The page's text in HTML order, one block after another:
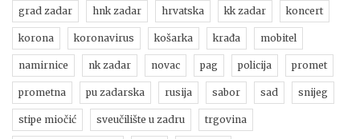
grad zadar hnk zadar hrvatska kk zadar koncert
korona koronavirus košarka krađa mobitel
namirnice nk zadar novac pag policija promet
prometna pu zadarska rusija sabor sad snijeg
stipe miočić sveučilište u zadru trgovina